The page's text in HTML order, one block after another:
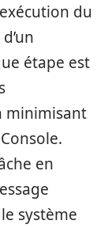
du
étape est
minimisant
en
système